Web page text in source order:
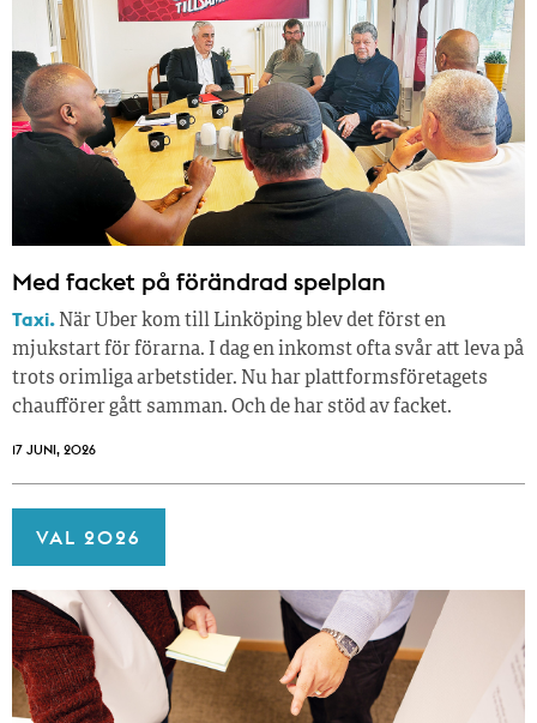
Med facket på förändrad spelplan
Taxi. När Uber kom till Linköping blev det först en
mjukstart för förarna. I dag en inkomst ofta svår att leva på
trots orimliga arbetstider. Nu har plattformsföretagets
chaufförer gått samman. Och de har stöd av facket.
17 JUNI, 2026
VAL 2026